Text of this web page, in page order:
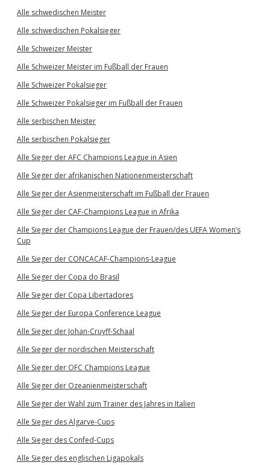
Alle schwedischen Meister
Alle schwedischen Pokalsieger
Alle Schweizer Meister
Alle Schweizer Meister im Fußball der Frauen
Alle Schweizer Pokalsieger
Alle Schweizer Pokalsieger im Fußball der Frauen
Alle serbischen Meister
Alle serbischen Pokalsieger
Alle Sieger der AFC Champions League in Asien
Alle Sieger der afrikanischen Nationenmeisterschaft
Alle Sieger der Asienmeisterschaft im Fußball der Frauen
Alle Sieger der CAF-Champions League in Afrika
Alle Sieger der Champions League der Frauen/des UEFA Women’s
Cup
Alle Sieger der CONCACAF-Champions-League
Alle Sieger der Copa do Brasil
Alle Sieger der Copa Libertadores
Alle Sieger der Europa Conference League
Alle Sieger der Johan-Cruyff-Schaal
Alle Sieger der nordischen Meisterschaft
Alle Sieger der OFC Champions League
Alle Sieger der Ozeanienmeisterschaft
Alle Sieger der Wahl zum Trainer des Jahres in Italien
Alle Sieger des Algarve-Cups
Alle Sieger des Confed-Cups
Alle Sieger des englischen Ligapokals